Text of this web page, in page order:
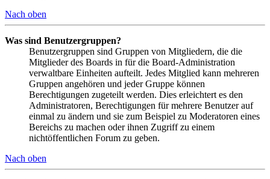
Nach oben
Was sind Benutzergruppen?
Benutzergruppen sind Gruppen von Mitgliedern, die die
Mitglieder des Boards in für die Board-Administration
verwaltbare Einheiten aufteilt. Jedes Mitglied kann mehreren
Gruppen angehören und jeder Gruppe können
Berechtigungen zugeteilt werden. Dies erleichtert es den
Administratoren, Berechtigungen für mehrere Benutzer auf
einmal zu ändern und sie zum Beispiel zu Moderatoren eines
Bereichs zu machen oder ihnen Zugriff zu einem
nichtöffentlichen Forum zu geben.
Nach oben